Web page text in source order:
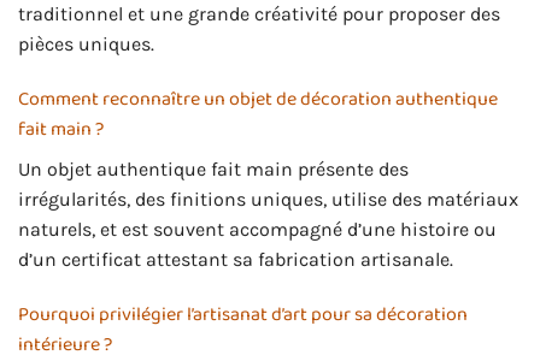
traditionnel et une grande créativité pour proposer des
pièces uniques.
Comment reconnaître un objet de décoration authentique
fait main ?
Un objet authentique fait main présente des
irrégularités, des finitions uniques, utilise des matériaux
naturels, et est souvent accompagné d’une histoire ou
d’un certificat attestant sa fabrication artisanale.
Pourquoi privilégier l’artisanat d’art pour sa décoration
intérieure ?